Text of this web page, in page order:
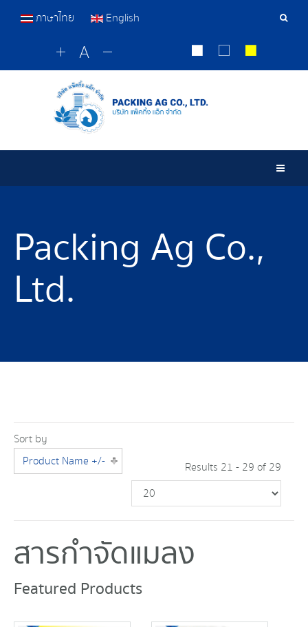
ภาษาไทย English
Packing Ag Co.,
Ltd.
Sort by
Product Name +/-
Results 21 - 29 of 29
สารกำจัดแมลง
Featured Products